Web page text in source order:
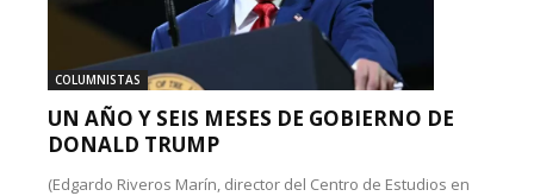
COLUMNISTAS
UN AÑO Y SEIS MESES DE GOBIERNO DE
DONALD TRUMP
(Edgardo Riveros Marín, director del Centro de Estudios en